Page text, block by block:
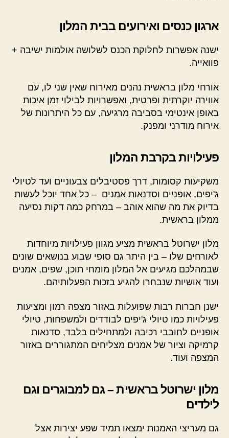
ארגון כנסים ואירועים בבית המלון
ישנה אפשרות לחלוקת הכנס לשלושה אולמות ישיבה +
פוואייה.
אורחי מלון בראשית נהנים מאירוח שאין שני לו, עם
אווירה יוקרתית ופרטית, ואפשרויות לבילוי זמן איכות
באופן אינטימי בסביבה מרגיעה, עם כל היתרונות של
אירוח מודרני ומפנק.
פעילויות בקרבת המלון
משקיעות קסומות, דרך פסטיבלים צבעוניים ועד לטיולי
ג'יפים, אופניים וסדנאות אמנים – כל אחד יוכל לעשות
בדיוק את מה שהוא אוהב – במרחק כמה דקות נסיעה
ממלון בראשית.
מלון ישרוטל בראשית מציע מגוון פעילויות מיוחדות
לאורחים שלו – בין היתר גם סופי שבוע בנושאים שונים
שבמהלכם מגיעים אל המלון מומחי תוכן, שפים, אמנים
ועוד אושיות שנבחרו להגיע בזכות הפעלותיהם.
ישנן חברות רבות שפועלות באזור מצפה רמון ומציעות
פעילויות כמו טיולי ג'יפים לבודדים ולמשפחות, טיולי
אופניים לחובבי רכיבה ולמתחילים בלבד, סדנאות
קרמיקה וציור של אמנים מצליחים המתגוררים באזור
המצפה ועוד.
מלון ישרוטל בראשית – גם למבוגרים וגם
לילדים
גם מעריצי האמנות ימצאו תמיד שפע יצירות אצל